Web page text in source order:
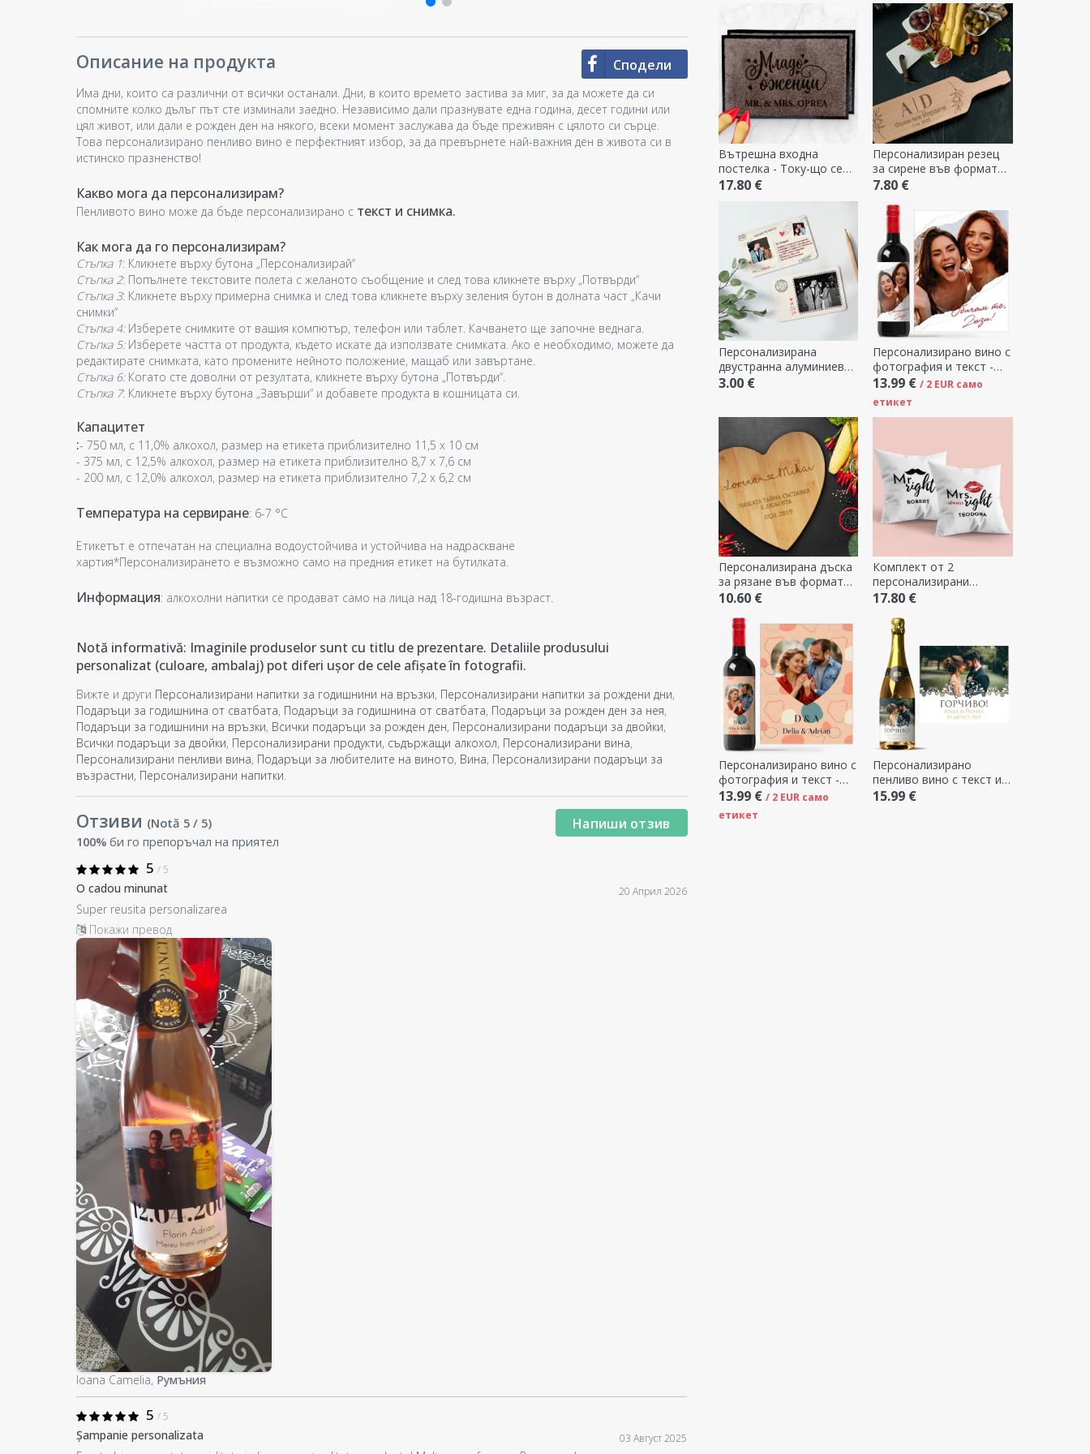
Вътрешна входна
постелка - Току-що се
оженихме
17.80 €
Персонализиран резец
за сирене във формата
на бутилка - Семейство
7.80 €
Персонализирана
двустранна алуминиева
карта с текст и две
3.00 €
Персонализирано вино с
фотография и текст -
Разкъсана хартия
13.99 €/ 2 EUR само
етикет
Персонализирана дъска
за рязане във формата
на сърце за двойки
10.60 €
Комплект от 2
персонализирани
възглавници с текст - Mr
17.80 €
Персонализирано вино с
фотография и текст -
Абстрактно
13.99 € / 2 EUR само
етикет
Персонализирано
пенливо вино с текст и
снимка - Stone House!
15.99 €
Описание на продукта Сподели
Има дни, които са различни от всички останали. Дни, в които времето застива за миг, за да можете да си
спомните колко дълъг път сте изминали заедно. Независимо дали празнувате една година, десет години или
цял живот, или дали е рожден ден на някого, всеки момент заслужава да бъде преживян с цялото си сърце.
Това персонализирано пенливо вино е перфектният избор, за да превърнете най-важния ден в живота си в
истинско празненство!
Какво мога да персонализирам?
Пенливото вино може да бъде персонализирано с текст и снимка.
Как мога да го персонализирам?
Стъпка 1: Кликнете върху бутона „Персонализирай“
Стъпка 2: Попълнете текстовите полета с желаното съобщение и след това кликнете върху „Потвърди“
Стъпка 3: Кликнете върху примерна снимка и след това кликнете върху зеления бутон в долната част „Качи
снимки“
Стъпка 4:Изберете снимките от вашия компютър, телефон или таблет. Качването ще започне веднага.
Стъпка 5:Изберете частта от продукта, където искате да използвате снимката. Ако е необходимо, можете да
редактирате снимката, като промените нейното положение, мащаб или завъртане.
Стъпка 6:Когато сте доволни от резултата, кликнете върху бутона „Потвърди“.
Стъпка 7: Кликнете върху бутона „Завърши“ и добавете продукта в кошницата си.
Капацитет
:- 750 мл, с 11,0% алкохол, размер на етикета приблизително 11,5 x 10 см
- 375 мл, с 12,5% алкохол, размер на етикета приблизително 8,7 x 7,6 см
- 200 мл, с 12,0% алкохол, размер на етикета приблизително 7,2 x 6,2 см
Температура на сервиране: 6-7 °C
Етикетът е отпечатан на специална водоустойчива и устойчива на надраскване
хартия*Персонализирането е възможно само на предния етикет на бутилката.
Информация: алкохолни напитки се продават само на лица над 18-годишна възраст.
Notă informativă: Imaginile produselor sunt cu titlu de prezentare. Detaliile produsului
personalizat (culoare, ambalaj) pot diferi ușor de cele afișate în fotografii.
Вижте и други Персонализирани напитки за годишнини на връзки, Персонализирани напитки за рождени дни,
Подаръци за годишнина от сватбата, Подаръци за годишнина от сватбата, Подаръци за рожден ден за нея,
Подаръци за годишнини на връзки, Всички подаръци за рожден ден, Персонализирани подаръци за двойки,
Всички подаръци за двойки, Персонализирани продукти, съдържащи алкохол, Персонализирани вина,
Персонализирани пенливи вина, Подаръци за любителите на виното, Вина, Персонализирани подаръци за
възрастни, Персонализирани напитки.
Отзиви (Notă 5 / 5)
100% би го препоръчал на приятел
Напиши отзив
5 / 5
O cadou minunat 20 Април 2026
Super reusita personalizarea
Покажи превод
Ioana Camelia, Румъния
5 / 5
Șampanie personalizata 03 Август 2025